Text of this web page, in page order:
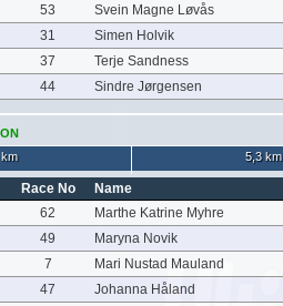
53 Svein Magne Løvås
31 Simen Holvik
37 Terje Sandness
44 Sindre Jørgensen
ON
5,3 km
Race No Name
62 Marthe Katrine Myhre
49 Maryna Novik
7 Mari Nustad Mauland
47 Johanna Håland